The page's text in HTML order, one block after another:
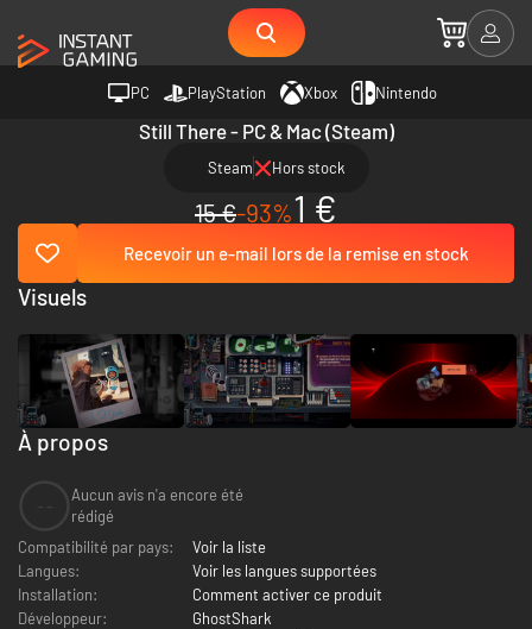
PC PlayStation Xbox Nintendo
Still There - PC & Mac (Steam)
Steam Hors stock
15 €-93%1 €
Recevoir un e-mail lors de la remise en stock
À propos
Aucun avis n'a encore été
rédigé
Compatibilité par pays:
Voir la liste
Langues:
Voir les langues supportées
Installation:
Comment activer ce produit
Développeur:
GhostShark
Visuels